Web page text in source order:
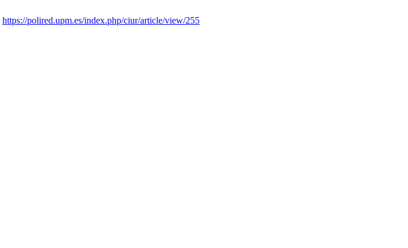
https://polired.upm.es/index.php/ciur/article/view/255